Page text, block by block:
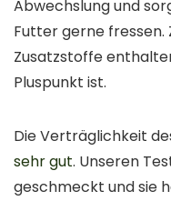
Abwechslung und
Futter gerne fressen.
Zusatzstoffe
Pluspunkt ist.
Die Verträglichkeit
sehr gut. Unseren
geschmeckt und sie